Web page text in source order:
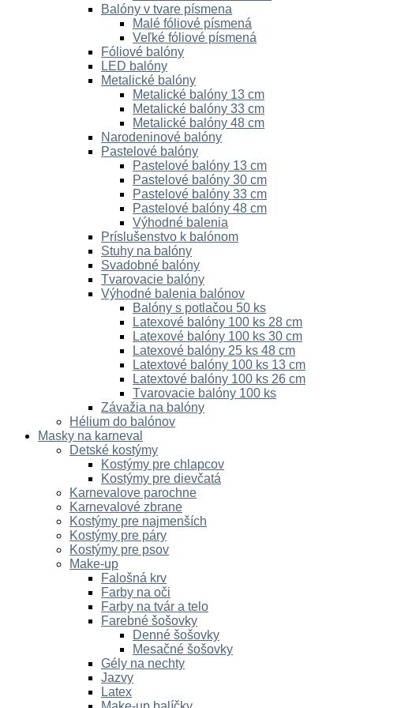
Balóny v tvare písmena
Malé fóliové písmená
Veľké fóliové písmená
Fóliové balóny
LED balóny
Metalické balóny
Metalické balóny 13 cm
Metalické balóny 33 cm
Metalické balóny 48 cm
Narodeninové balóny
Pastelové balóny
Pastelové balóny 13 cm
Pastelové balóny 30 cm
Pastelové balóny 33 cm
Pastelové balóny 48 cm
Výhodné balenia
Príslušenstvo k balónom
Stuhy na balóny
Svadobné balóny
Tvarovacie balóny
Výhodné balenia balónov
Balóny s potlačou 50 ks
Latexové balóny 100 ks 28 cm
Latexové balóny 100 ks 30 cm
Latexové balóny 25 ks 48 cm
Latextové balóny 100 ks 13 cm
Latextové balóny 100 ks 26 cm
Tvarovacie balóny 100 ks
Závažia na balóny
Hélium do balónov
Masky na karneval
Detské kostýmy
Kostýmy pre chlapcov
Kostýmy pre dievčatá
Karnevalove parochne
Karnevalové zbrane
Kostýmy pre najmenších
Kostýmy pre páry
Kostýmy pre psov
Make-up
Falošná krv
Farby na oči
Farby na tvár a telo
Farebné šošovky
Denné šošovky
Mesačné šošovky
Gély na nechty
Jazvy
Latex